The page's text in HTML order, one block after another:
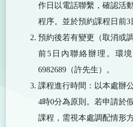
作日以電話聯繫，確認活
程序。並於預約課程日前3
預約後若有變更（取消或
前5日內聯絡辦理。環
6982689（許先生）。
課程進行時間：以本處辦
4時0分為原則。若申請於
課程，需視本處調配情形